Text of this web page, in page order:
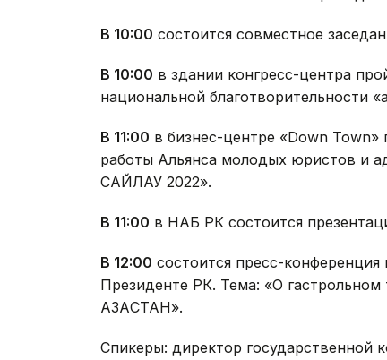
В 10:00 состоится совместное
В 10:00 в здании конгресс-центра
национальной благотворительности
В 11:00 в бизнес-центре «Down
работы Альянса молодых юристов и
САЙЛАУ 2022».
В 11:00 в НАБ РК состоится
В 12:00 состоится пресс-
Президенте РК. Тема: «О
ҚАЗАҚСТАН».
Спикеры: директор государственной